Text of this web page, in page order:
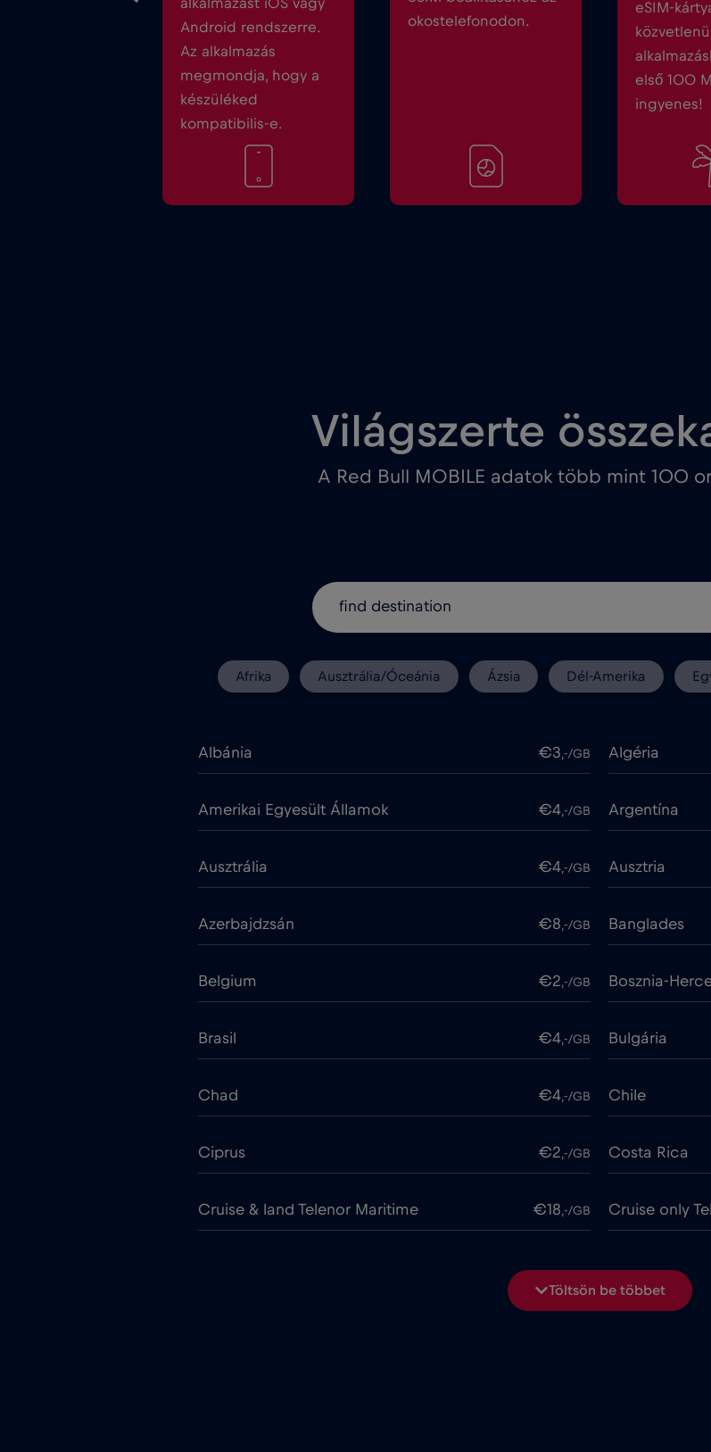
Android rendszerre.
Az alkalmazás
megmondja, hogy a
készüléked
kompatibilis-e.
okostelefonodon.
eSIM-
első 100
ingyenes!
Világszerte
A Red Bull MOBILE adatok több mint 100
Afrika Ausztrália/Óceánia Ázsia Dél-Amerika
Albánia €3,-/GB Algéria
Amerikai Egyesült Államok €4,-/GB Argentína
Ausztrália €4,-/GB Ausztria
Azerbajdzsán €8,-/GB Banglades
Belgium €2,-/GB Bosznia-
Brasil €4,-/GB Bulgária
Chad €4,-/GB Chile
Ciprus €2,-/GB Costa Rica
Cruise & land Telenor Maritime €18,-/GB Cruise only
€2,-/GB Dánia
Töltsön be többet